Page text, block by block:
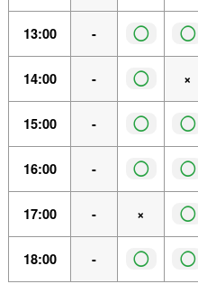
13:00 - ◯ ◯
14:00 - ◯ ×
15:00 - ◯ ◯
16:00 - ◯ ◯
17:00 - × ◯
18:00 - ◯ ◯